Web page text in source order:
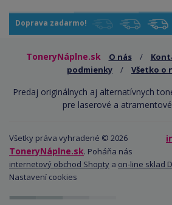
Doprava zadarmo!
ToneryNáplne.sk O nás /
podmienky
/ Všetko o
Predaj originálnych aj alternatívnych
pre laserové a
Všetky práva vyhradené © 2026
ToneryNáplne.sk. Poháňa nás
internetový obchod Shopty a on-line sklad
Nastavení cookies